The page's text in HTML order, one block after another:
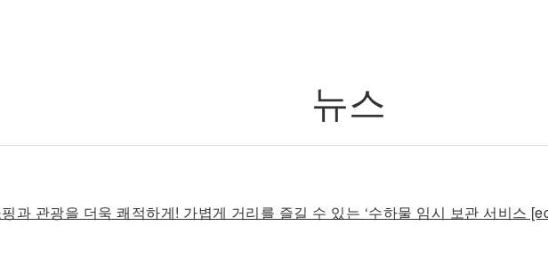
뉴스
과 관광을 더욱 쾌적하게! 가볍게 거리를 즐길 수 있는 ‘수하물 임시 보관 서비스